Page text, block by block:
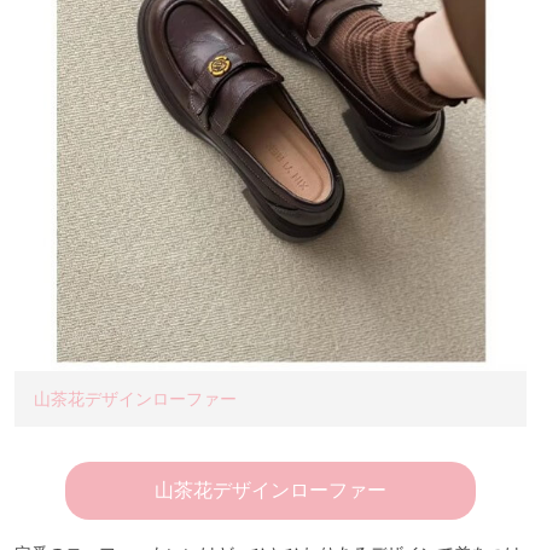
山茶花デザインローファー
山茶花デザインローファー